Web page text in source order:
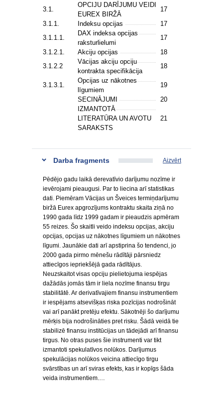
3.1.
OPCIJU DARĪJUMU VEIDI
EUREX BIRŽĀ
17
3.1.1.
Indeksu opcijas
17
3.1.1.1.
DAX indeksa opcijas
raksturlielumi
17
3.1.2.1.
Akciju opcijas
18
3.1.2.2
Vācijas akciju opciju
kontrakta specifikācija
18
3.1.3.1.
Opcijas uz nākotnes
līgumiem
19
SECINĀJUMI
20
IZMANTOTĀ
LITERATŪRA UN AVOTU
SARAKSTS
21
Darba fragments Aizvērt
Pēdējo gadu laikā derevatīvio darījumu nozīme ir
ievērojami pieaugusi. Par to liecina arī statistikas
dati. Piemēram Vācijas un Šveices termiņdarījumu
biržā Eurex apgrozījums kontraktu skaita ziņā no
1990 gada līdz 1999 gadam ir pieaudzis apmēram
55 reizes. Šo skaitli veido indeksu opcijas, akciju
opcijas, opcijas uz nākotnes līgumiem un nākotnes
līgumi. Jaunākie dati arī apstiprina šo tendenci, jo
2000 gada pirmo mēnešu rādītāji pārsniedz
attiecīgos iepriekšējā gada rādītājus.
Neuzskaitot visas opciju pielietojuma iespējas
dažādās jomās tām ir liela nozīme finansu tirgu
stabilitātē. Ar derivatīvajiem finansu instrumentiem
ir iespējams atsevišķas riska pozīcijas nodrošināt
vai arī panākt pretēju efektu. Sākotnēji šo darījumu
mērķis bija nodrošināties pret risku. Šādā veidā tie
stabilizē finansu institūcijas un tādejādi arī finansu
tirgus. No otras puses šie instrumenti var tikt
izmantoti spekulatīvos nolūkos. Darījumus
spekulācijas nolūkos veicina attiecīgo tirgu
svārstības un arī sviras efekts, kas ir kopīgs šāda
veida instrumentiem.…